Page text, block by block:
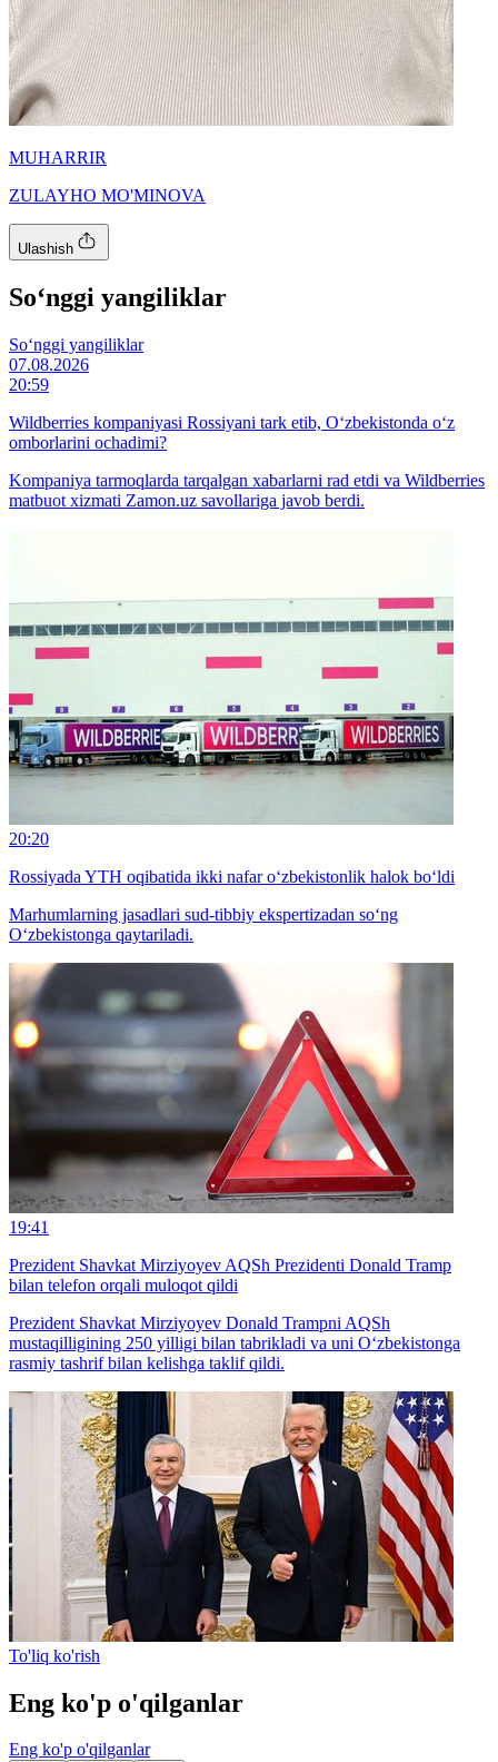
MUHARRIR
ZULAYHO MO'MINOVA
Ulashish
So‘nggi yangiliklar
So‘nggi yangiliklar
07.08.2026
20:59
Wildberries kompaniyasi Rossiyani tark etib, O‘zbekistonda o‘z
omborlarini ochadimi?
Kompaniya tarmoqlarda tarqalgan xabarlarni rad etdi va Wildberries
matbuot xizmati Zamon.uz savollariga javob berdi.
20:20
Rossiyada YTH oqibatida ikki nafar o‘zbekistonlik halok bo‘ldi
Marhumlarning jasadlari sud-tibbiy ekspertizadan so‘ng
O‘zbekistonga qaytariladi.
19:41
Prezident Shavkat Mirziyoyev AQSh Prezidenti Donald Tramp
bilan telefon orqali muloqot qildi
Prezident Shavkat Mirziyoyev Donald Trampni AQSh
mustaqilligining 250 yilligi bilan tabrikladi va uni O‘zbekistonga
rasmiy tashrif bilan kelishga taklif qildi.
To'liq ko'rish
Eng ko'p o'qilganlar
Eng ko'p o'qilganlar